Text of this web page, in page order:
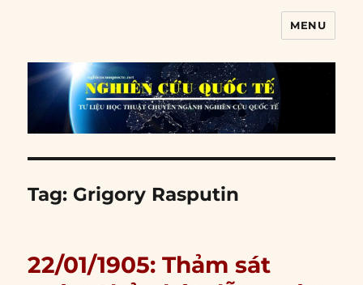
MENU
Tag: Grigory Rasputin
22/01/1905: Thảm sát